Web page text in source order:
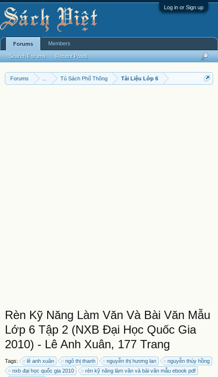
Log in or Sign up
Forums Tủ Sách Phổ Thông Tài Liệu Lớp 6
Rèn Kỹ Năng Làm Văn Và Bài Văn Mẫu
Lớp 6 Tập 2 (NXB Đại Học Quốc Gia
2010) - Lê Anh Xuân, 177 Trang
Tags: lê anh xuân ngô thị thanh nguyễn thị hương lan
nguyễn thúy hồng
nxb đại học quốc gia 2010
rèn kỹ năng làm văn và bài văn mẫu ebook pdf
Forums
Search Forums Recent Posts
Members